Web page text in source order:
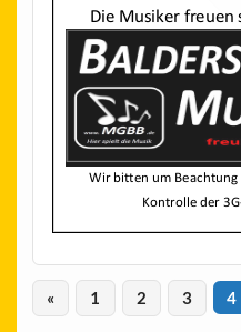
« 1 2 3 4